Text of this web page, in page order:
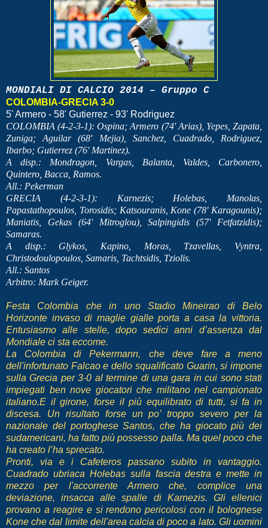
MONDIALI DI CALCIO 2014 – Gruppo C
COLOMBIA-GRECIA 3-0
5' Armero - 58' Gutierrez - 93' Rodriguez
COLOMBIA (4-2-3-1): Ospina; Armero (74' Arias), Yepes, Zapata,
Zuniga; Aguilar (68' Mejia), Sanchez, Cuadrado, Rodriguez,
Ibarbo; Gutierrez (76' Martinez).
A disp.: Mondragon, Vargas, Balanta, Valdes, Carbonero,
Quintero, Bacca, Ramos.
All.: Pekerman
GRECIA (4-2-3-1): Karnezis; Holebas, Manolas,
Papastathopoulos, Torosidis; Katsouranis, Kone (78' Karagounis);
Maniatis, Gekas (64' Mitroglou), Salpingidis (57' Fetfatzidis);
Samaras.
A disp.: Glykos, Kapino, Moras, Tzavellas, Vyntra,
Christodoulopoulos, Samaris, Tachtsidis, Tziolis.
All.: Santos
Arbitro: Mark Geiger.
Festa Colombia che in uno Stadio Mineirao di Belo
Horizonte invaso di maglie gialle porta a casa la vittoria.
Entusiasmo alle stelle, dopo sedici anni d’assenza dal
Mondiale ci sta eccome.
La Colombia di Pekermann, che deve fare a meno
dell'infortunato Falcao e dello squalificato Guarin, si impone
sulla Grecia per 3-0 al termine di una gara in cui sono stati
impiegati ben nove giocatori che militano nel campionato
italiano.E il girone, forse il più equilibrato di tutti, si fa in
discesa. Un risultato forse un po’ troppo severo per la
nazionale del portoghese Santos, che ha giocato più dei
sudamericani, ha fatto più possesso palla. Ma quel poco che
ha creato l’ha sprecato.
Pronti, via e i Cafeteros passano subito in vantaggio.
Cuadrado ubriaca Holebas sulla fascia destra e mette in
mezzo per l'accorrente Armero che, complice una
deviazione, insacca alle spalle di Karnezis. Gli ellenici
provano a reagire e si rendono pericolosi con il bolognese
Kone che dal limite dell'area calcia di poco a lato. Gli uomini